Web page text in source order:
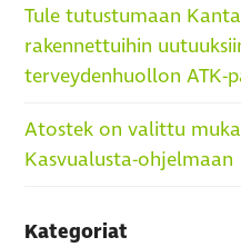
Tule tutustumaan
rakennettuihin
terveydenhuollon ATK-
Atostek on valittu
Kasvualusta-ohjelmaan
Kategoriat